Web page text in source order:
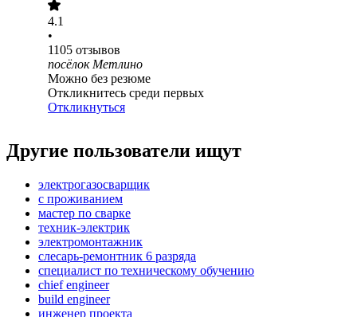
4.1
•
1105 отзывов
посёлок Метлино
Можно без резюме
Откликнитесь среди первых
Откликнуться
Другие пользователи ищут
электрогазосварщик
с проживанием
мастер по сварке
техник-электрик
электромонтажник
слесарь-ремонтник 6 разряда
специалист по техническому обучению
chief engineer
build engineer
инженер проекта